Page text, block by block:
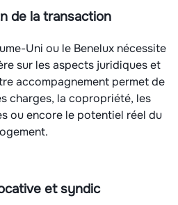
de la transaction
Uni ou le Benelux nécessite
sur les aspects juridiques et
accompagnement permet de
charges, la copropriété, les
ou encore le potentiel réel du
et syndic